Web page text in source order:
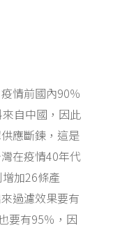
情前國內90％
自中國，因此
應斷鍊，這是
在疫情40年代
加26條產
過濾效果要有
要有95％，因